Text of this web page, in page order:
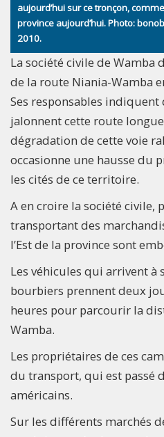
aujourd’hui sur ce tronçon,
province aujourd’hui. Photo:
2010.
La société civile de Wamba
de la route Niania-Wamba
Ses responsables
jalonnent cette route
dégradation de cette voie
occasionne une hausse du
les cités de ce territoire.
A en croire la société civile,
transportant des
l’Est de la province sont
Les véhicules qui arrivent à
bourbiers prennent deux
heures pour parcourir la
Wamba.
Les propriétaires de ces
du transport, qui est passé
américains.
Sur les différents marchés